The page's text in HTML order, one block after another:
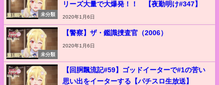
未分類
リーズ大量で大爆発！！ 【夜勤明け#347】
2020年1月6日
未分類
【警察】ザ・鑑識捜査官（2006）
2020年1月6日
【回胴飄流記#59】ゴッドイーターで#1の苦い
思い出をイーターする【パチスロ生放送】